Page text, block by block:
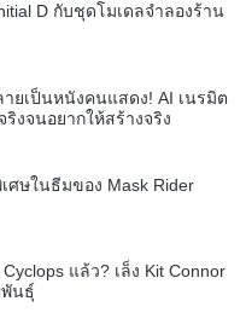
D กับชุดโมเดลจำลองร้าน
ายเป็นหนังคนแสดง! AI เนรมิต
งจนอยากให้สร้างจริง
ศษในธีมของ Mask Rider
แล้ว? เล็ง Kit Connor
นธุ์